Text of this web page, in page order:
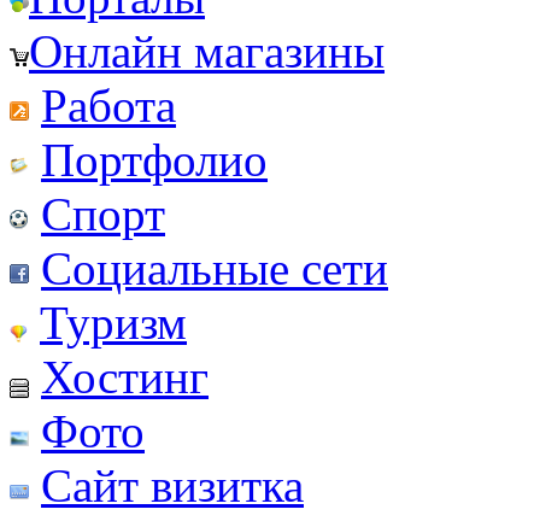
Онлайн магазины
Работа
Портфолио
Спорт
Социальные сети
Туризм
Хостинг
Фото
Сайт визитка